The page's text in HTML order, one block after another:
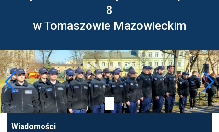
8
w Tomaszowie Mazowieckim
Wiadomości